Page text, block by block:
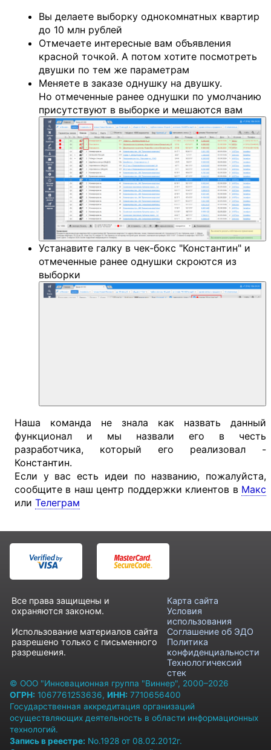
Вы делаете выборку однокомнатных квартир
до 10 млн рублей
Отмечаете интересные вам объявления
красной точкой. А потом хотите посмотреть
двушки по тем же параметрам
Меняете в заказе однушку на двушку.
Но отмеченные ранее однушки по умолчанию
присутствуют в выборке и мешаются вам
Устанавите галку в чек-бокс "Константин" и
отмеченные ранее однушки скроются из
выборки
Наша команда не знала как назвать данный
функционал и мы назвали его в честь
разработчика, который его реализовал -
Константин.
Если у вас есть идеи по названию, пожалуйста,
сообщите в наш центр поддержки клиентов в Макс
или Телеграм
Все права защищены и
охраняются законом.
Использование материалов сайта
разрешено только с письменного
разрешения.
Карта сайта
Условия
использования
Соглашение об ЭДО
Политика
конфиденциальности
Технологичексий
стек
© ООО "Инновационная группа "Виннер", 2000–2026
ОГРН: 1067761253636, ИНН: 7710656400
Государственная аккредитация организаций
осуществляющих деятельность в области информационных
технологий.
Запись в реестре: No.1928 от 08.02.2012г.